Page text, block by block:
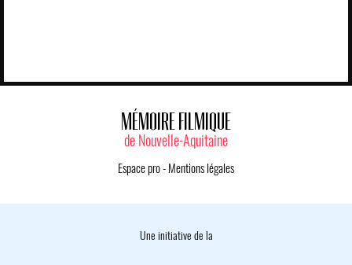
MÉMOIRE FILMIQUE
de Nouvelle-Aquitaine
Espace pro- Mentions légales
Une initiative de la